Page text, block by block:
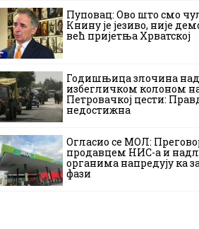
Пуповац: Ово што смо
Книну је језиво, није
већ пријетња Хрватској
Годишњица злочина над
избегличком колоном
Петровачкој цести:
недостижна
Огласио се МОЛ:
продавцем НИС-а и
органима напредују ка
фази